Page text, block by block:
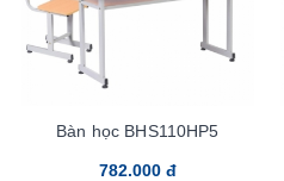
Bàn học BHS110HP5
782.000 đ